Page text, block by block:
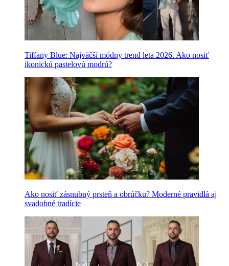
Tiffany Blue: Najväčší módny trend leta 2026. Ako nosiť
ikonickú pastelovú modrú?
Ako nosiť zásnubný prsteň a obrúčku? Moderné pravidlá aj
svadobné tradície